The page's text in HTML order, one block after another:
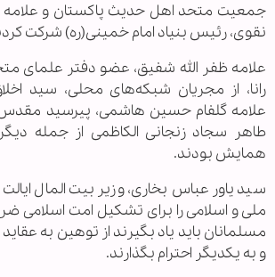
جمعیت متحد اهل حدیث پاکستان و
نقوی، رئیس بنیاد امام خمینی(ره) شرکت
علامه ظفر الله شفیق، عضو دفتر علمای
رانا، از مجریان شبکه‌های محلی، سید
علامه گلفام حسین هاشمی، پیرسید
طاهر سجاد زنجانی الکاظمی از جمله
همایش بودند.
سید یاور عباس بخاری، وزیر بیت المال
ملی و اسلامی را برای تشکیل امت اسلامی
مسلمانان باید یاد بگیرند از توهین به
و به یکدیگر احترام بگذارند.